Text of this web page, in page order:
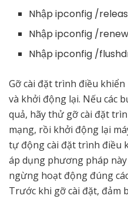
Nhập ipconfig /
Nhập ipconfig /
Nhập ipconfig /
Gỡ cài đặt trình điều
và khởi động lại. Nếu các
quả, hãy thử gỡ cài đặt
mạng, rồi khởi động lại
tự động cài đặt trình điều
áp dụng phương pháp
ngừng hoạt động đúng
Trước khi gỡ cài đặt, đảm